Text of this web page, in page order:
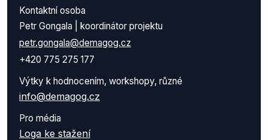
Kontaktní osoba
Petr Gongala | koordinátor projektu
petr.gongala@demagog.cz
+420 775 275 177
Výtky k hodnocením, workshopy, různé
info@demagog.cz
Pro média
Loga ke stažení